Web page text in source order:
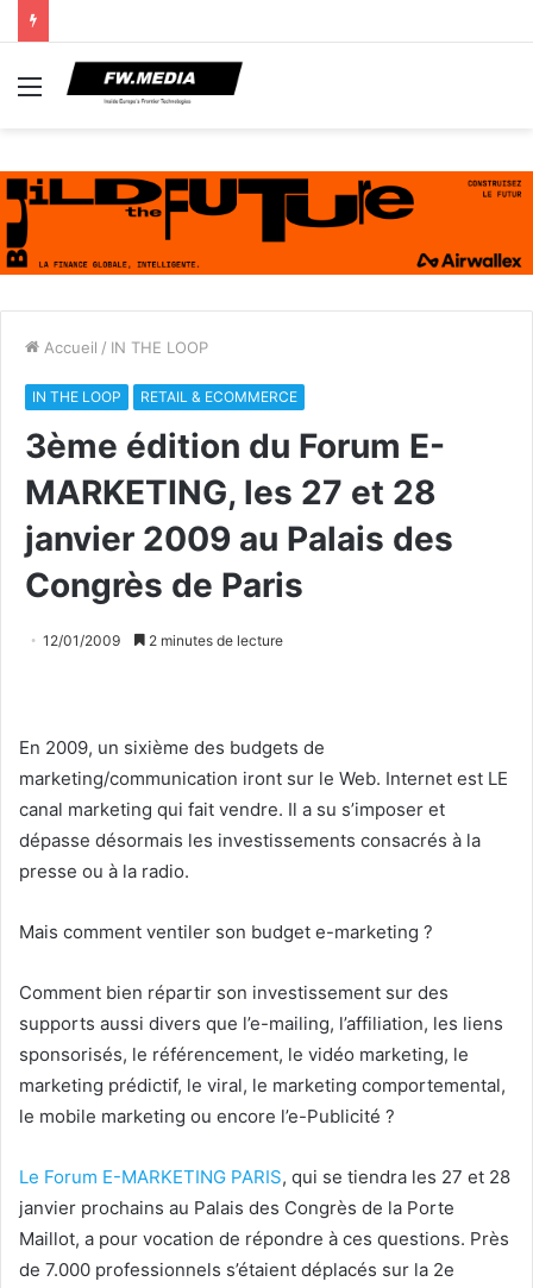
Menu
Accueil / IN THE LOOP
IN THE LOOP RETAIL & ECOMMERCE
3ème édition du Forum E-
MARKETING, les 27 et 28
janvier 2009 au Palais des
Congrès de Paris
12/01/2009 2 minutes de lecture
En 2009, un sixième des budgets de
marketing/communication iront sur le Web. Internet est LE
canal marketing qui fait vendre. Il a su s’imposer et
dépasse désormais les investissements consacrés à la
presse ou à la radio.
Mais comment ventiler son budget e-marketing ?
Comment bien répartir son investissement sur des
supports aussi divers que l’e-mailing, l’affiliation, les liens
sponsorisés, le référencement, le vidéo marketing, le
marketing prédictif, le viral, le marketing comportemental,
le mobile marketing ou encore l’e-Publicité ?
Le Forum E-MARKETING PARIS, qui se tiendra les 27 et 28
janvier prochains au Palais des Congrès de la Porte
Maillot, a pour vocation de répondre à ces questions. Près
de 7.000 professionnels s’étaient déplacés sur la 2e